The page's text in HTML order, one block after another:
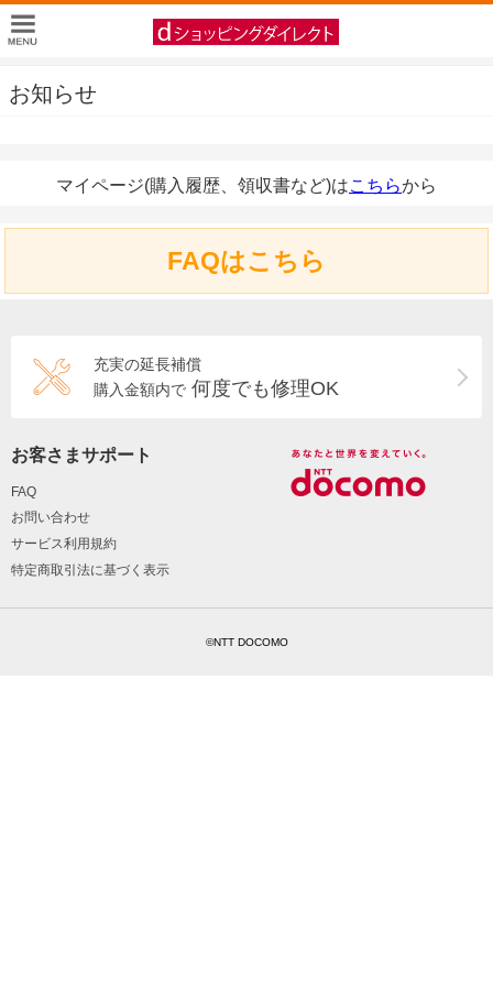
お知らせ
マイページ(購入履歴、領収書など)はこちらから
FAQはこちら
充実の延長補償
購入金額内で 何度でも修理OK
お客さまサポート
FAQ
お問い合わせ
サービス利用規約
特定商取引法に基づく表示
©NTT DOCOMO